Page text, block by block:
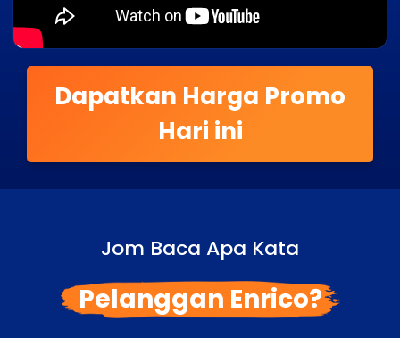
Dapatkan Harga Promo
Hari ini
Jom Baca Apa Kata
Pelanggan Enrico?